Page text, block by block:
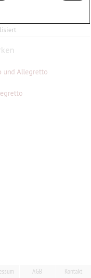
und Allegretto
AGB Kontakt